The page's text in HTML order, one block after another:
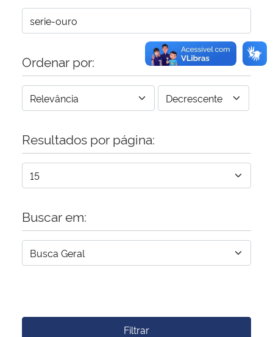
Ordenar por:
Resultados por página:
Buscar em:
Filtrar